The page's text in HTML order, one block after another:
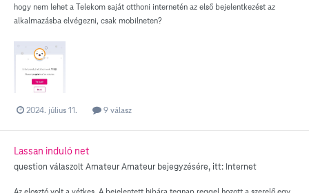
hogy nem lehet a Telekom saját otthoni internetén az első bejelentkezést az
alkalmazásba elvégezni, csak mobilneten?
2024. július 11. 9 válasz
Lassan induló net
question válaszoltAmateurAmateurbejegyzésére, itt: Internet